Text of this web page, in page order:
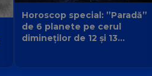
Horoscop special: ”Paradă”
de 6 planete pe cerul
dimineților de 12 și 13